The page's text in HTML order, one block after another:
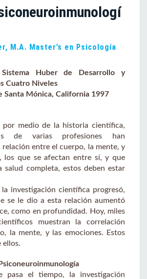
M.A. Master’s en Psicología
Huber de Desarrollo y
Cuatro Niveles
Santa Mónica, California 1997
por medio de la historia científica,
de varias profesiones han
relación entre el cuerpo, la mente, y
los que se afectan entre sí, y que
salud completa, estos deben estar
investigación científica progresó,
se le dio a esta relación aumentó
como en profundidad. Hoy, miles
muestran la correlación
la mente, y las emociones. Estos
ellos.
pasa el tiempo, la investigación